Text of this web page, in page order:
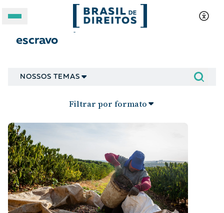
A BRASIL DE DIREITOS
Tráfico de pessoas e trabalho
escravo
NOSSOS TEMAS
Filtrar por formato